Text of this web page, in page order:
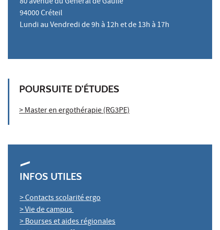
94000 Créteil
Lundi au Vendredi de 9h à 12h et de 13h à 17h
POURSUITE D'ÉTUDES
> Master en ergothérapie (RG3PE)
INFOS UTILES
> Contacts scolarité ergo
> Vie de campus
> Bourses et aides régionales